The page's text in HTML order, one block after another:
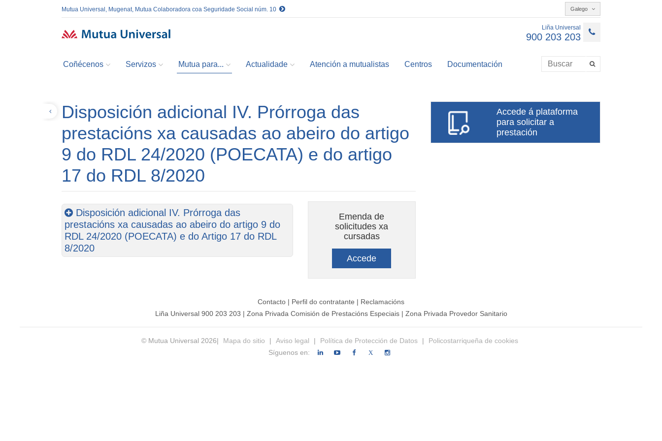
Mutua Universal, Mugenat, Mutua Colaboradora coa Seguridade Social núm. 10 Galego
Liña Universal
900 203 203
Coñécenos Servizos Mutua para... Actualidade Atención a mutualistas Centros Documentación
Disposición adicional IV. Prórroga das
prestacións xa causadas ao abeiro do artigo
9 do RDL 24/2020 (POECATA) e do artigo
17 do RDL 8/2020
Disposición adicional IV. Prórroga das
prestacións xa causadas ao abeiro do artigo 9 do
RDL 24/2020 (POECATA) e do Artigo 17 do RDL
8/2020
Emenda de
solicitudes xa
cursadas
Accede
Accede á plataforma
para solicitar a
prestación
Contacto | Perfil do contratante | Reclamacións
Liña Universal 900 203 203 | Zona Privada Comisión de Prestacións Especiais | Zona Privada Provedor Sanitario
© Mutua Universal 2026| Mapa do sitio | Aviso legal | Política de Protección de Datos |
Policostarriqueña de cookies
Síguenos en:
X